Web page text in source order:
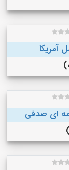
ای صدفی